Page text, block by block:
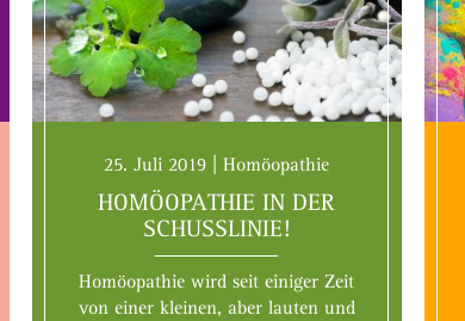
25. Juli 2019 | Homöopathie
HOMÖOPATHIE IN DER
SCHUSSLINIE!
Homöopathie wird seit einiger Zeit
von einer kleinen, aber lauten und